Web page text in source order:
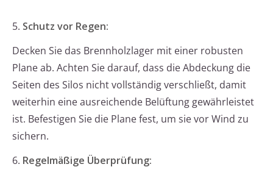
5. Schutz vor Regen:
Decken Sie das Brennholzlager mit einer robusten
Plane ab. Achten Sie darauf, dass die Abdeckung die
Seiten des Silos nicht vollständig verschließt, damit
weiterhin eine ausreichende Belüftung gewährleistet
ist. Befestigen Sie die Plane fest, um sie vor Wind zu
sichern.
6. Regelmäßige Überprüfung: